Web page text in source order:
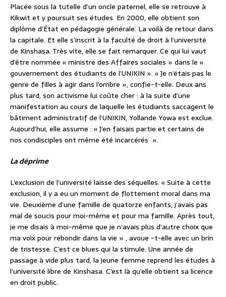
Placée sous la tutelle d’un oncle paternel, elle se retrouve à
Kikwit et y poursuit ses études. En 2000, elle obtient son
diplôme d’État en pédagogie générale. La voilà de retour dans
la capitale. Et elle s’inscrit à la faculté de droit à l’université
de Kinshasa. Très vite, elle se fait remarquer. Ce qui lui vaut
d’être nommée « ministre des Affaires sociales » dans le «
gouvernement des étudiants de l’UNIKIN ». « Je n’étais pas le
genre de filles à agir dans l’ombre », confie-t-elle. Deux ans
plus tard, son activisme lui coûte cher : à la suite d’une
manifestation au cours de laquelle les étudiants saccagent le
bâtiment administratif de l’UNIKIN, Yollande Yowa est exclue.
Aujourd’hui, elle assume : « J’en faisais partie et certains de
nos condisciples ont même été incarcérés ».
La déprime
L’exclusion de l’université laisse des séquelles. « Suite à cette
exclusion, il y a eu un moment de flottement moral dans ma
vie. Deuxième d’une famille de quatorze enfants, j’avais pas
mal de soucis pour moi-même et pour ma famille. Après tout,
je me disais à moi-même que je n’avais plus d’autre choix que
ma voix pour rebondir dans la vie » , avoue -t-elle avec un brin
de tristesse. C’est ce blues qui la stimule. Une année de
passage à vide plus tard, la jeune femme reprend les études à
l’université libre de Kinshasa. C’est là qu’elle obtient sa licence
en droit public.